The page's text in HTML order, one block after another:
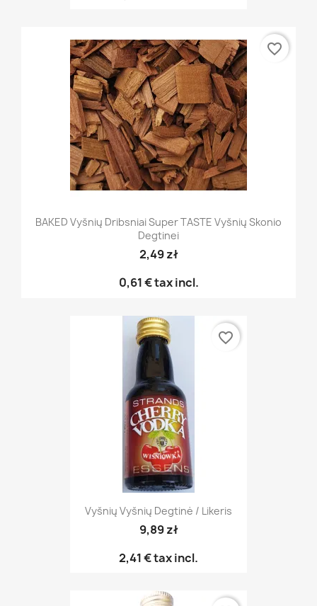
BAKED Vyšnių Dribsniai Super TASTE Vyšnių Skonio
Degtinei
2,49 zł
0,61 €tax incl.
favorite_border
Vyšnių Vyšnių Degtinė / Likeris
9,89 zł
2,41 €tax incl.
favorite_border